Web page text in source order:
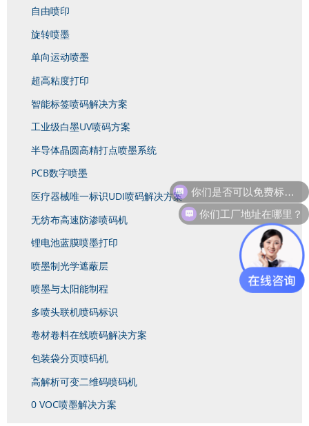
自由喷印
旋转喷墨
单向运动喷墨
超高粘度打印
智能标签喷码解决方案
工业级白墨UV喷码方案
半导体晶圆高精打点喷墨系统
PCB数字喷墨
医疗器械唯一标识UDI喷码解决方案
无纺布高速防渗喷码机
锂电池蓝膜喷墨打印
喷墨制光学遮蔽层
喷墨与太阳能制程
多喷头联机喷码标识
卷材卷料在线喷码解决方案
包装袋分页喷码机
高解析可变二维码喷码机
0 VOC喷墨解决方案
你们工厂地址在哪里？